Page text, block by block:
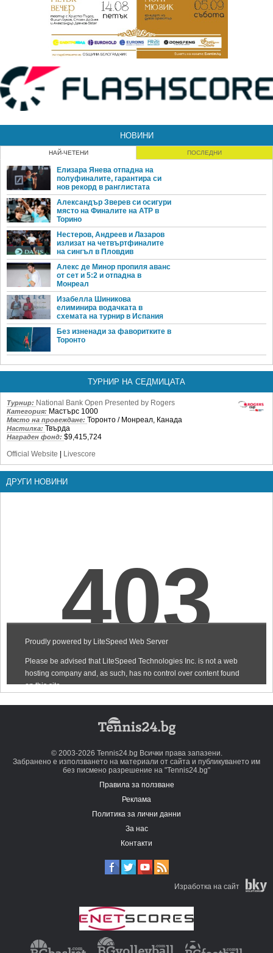
НОВИНИ
НАЙ-ЧЕТЕНИ ПОСЛЕДНИ
Елизара Янева отпадна на
полуфиналите, гарантира си
нов рекорд в ранглистата
Александър Зверев си осигури
място на Финалите на ATP в
Торино
Нестеров, Андреев и Лазаров
излизат на четвъртфиналите
на сингъл в Пловдив
Алекс де Минор пропиля аванс
от сет и 5:2 и отпадна в
Монреал
Изабелла Шиникова
елиминира водачката в
схемата на турнир в Испания
Без изненади за фаворитките в
Торонто
ТУРНИР НА СЕДМИЦАТА
Турнир: National Bank Open Presented by Rogers
Категория: Мастърс 1000
Място на провеждане: Торонто / Монреал, Канада
Настилка: Твърда
Награден фонд: $9,415,724
Official Website
Livescore
ДРУГИ НОВИНИ
© 2003-2026 Tennis24.bg Всички права запазени.
Забранено е използването на материали от сайта и публикуването им
без писмено разрешение на "Tennis24.bg"
Правила за ползване
Реклама
Политика за лични данни
За нас
Контакти
Изработка на сайт